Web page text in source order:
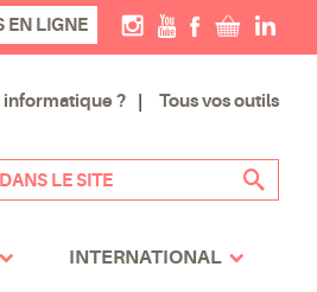
EN LIGNE
informatique ? Tous vos outils
INTERNATIONAL